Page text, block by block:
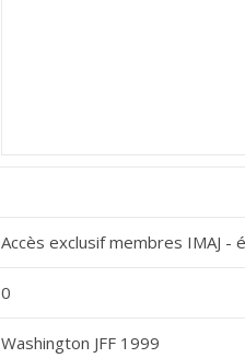
Accès exclusif membres IMAJ -
0
Washington JFF 1999